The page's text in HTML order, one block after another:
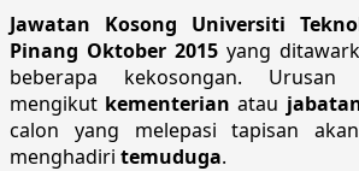
Jawatan Kosong Universiti
Pinang Oktober 2015 yang
beberapa kekosongan. Urusan
mengikut kementerian atau
calon yang melepasi tapisan
menghadiri temuduga.